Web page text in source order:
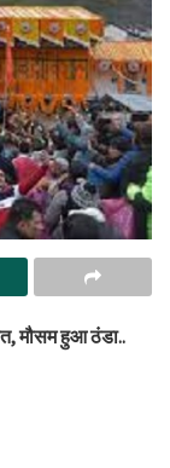
मौसम हुआ ठंडा..